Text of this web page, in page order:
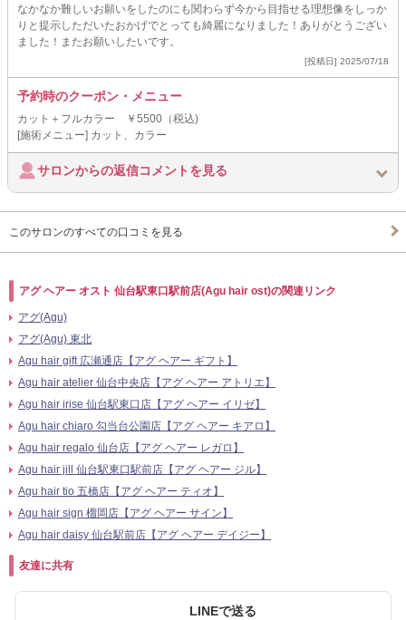
なかなか難しいお願いをしたのにも関わらず今から目指せる理想像をしっか
りと提示しただいたおかげでとっても綺麗になりました！ありがとうござい
ました！またお願いしたいです。
[投稿日] 2025/07/18
予約時のクーポン・メニュー
カット＋フルカラー ￥5500（税込)
[施術メニュー] カット、カラー
サロンからの返信コメントを見る
このサロンのすべての口コミを見る
アグ ヘアー オスト 仙台駅東口駅前店(Agu hair ost)の関連リンク
アグ(Agu)
アグ(Agu) 東北
Agu hair gift 広瀬通店【アグ ヘアー ギフト】
Agu hair atelier 仙台中央店【アグ ヘアー アトリエ】
Agu hair irise 仙台駅東口店【アグ ヘアー イリゼ】
Agu hair chiaro 勾当台公園店【アグ ヘアー キアロ】
Agu hair regalo 仙台店【アグ ヘアー レガロ】
Agu hair jill 仙台駅東口駅前店【アグ ヘアー ジル】
Agu hair tio 五橋店【アグ ヘアー ティオ】
Agu hair sign 榴岡店【アグ ヘアー サイン】
Agu hair daisy 仙台駅前店【アグ ヘアー デイジー】
友達に共有
LINEで送る